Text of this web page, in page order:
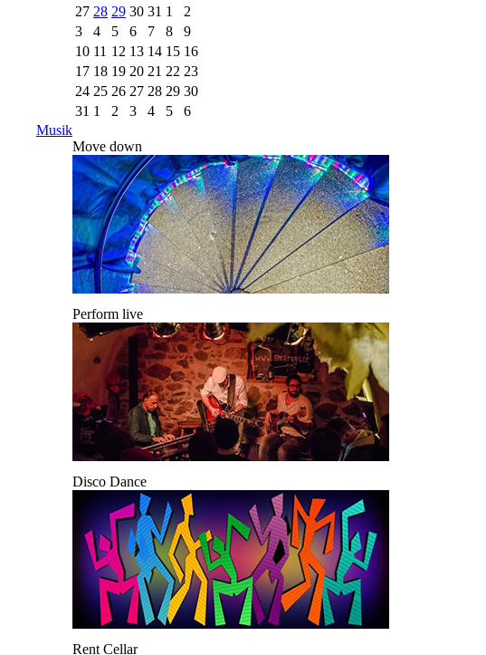
27 28 29 30 31 1
2
3
4 5 6 7 8
9
10 11 12 13 14 15 16
17 18 19 20 21 22 23
24 25 26 27 28 29 30
31 1 2 3 4 5
6
Musik
Move down
Perform live
Disco Dance
Rent Cellar